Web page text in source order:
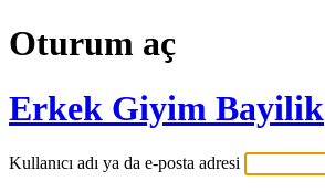
Oturum aç
Erkek Giyim Bayilik
Kullanıcı adı ya da e-posta adresi